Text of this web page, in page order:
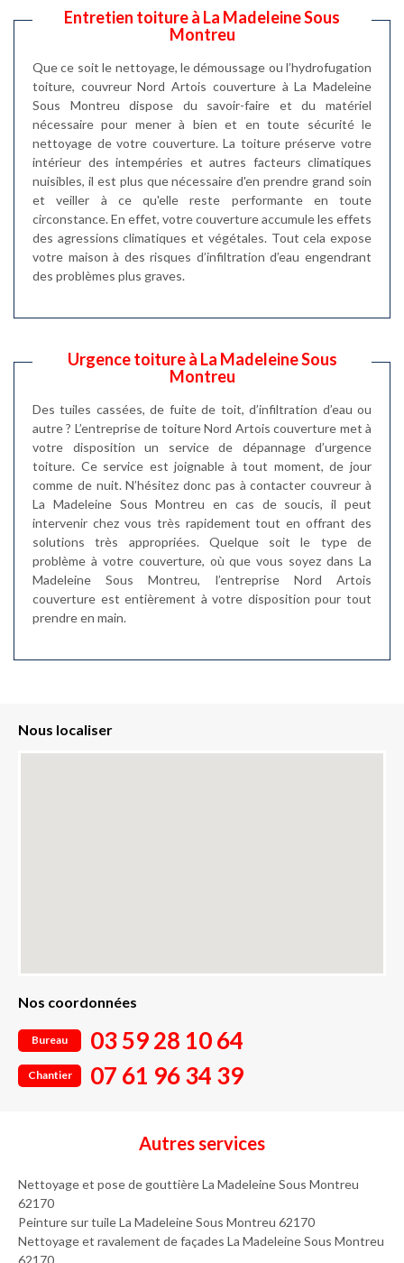
Entretien toiture à La Madeleine Sous
Montreu
Que ce soit le nettoyage, le démoussage ou l’hydrofugation
toiture, couvreur Nord Artois couverture à La Madeleine
Sous Montreu dispose du savoir-faire et du matériel
nécessaire pour mener à bien et en toute sécurité le
nettoyage de votre couverture. La toiture préserve votre
intérieur des intempéries et autres facteurs climatiques
nuisibles, il est plus que nécessaire d'en prendre grand soin
et veiller à ce qu'elle reste performante en toute
circonstance. En effet, votre couverture accumule les effets
des agressions climatiques et végétales. Tout cela expose
votre maison à des risques d’infiltration d’eau engendrant
des problèmes plus graves.
Urgence toiture à La Madeleine Sous
Montreu
Des tuiles cassées, de fuite de toit, d’infiltration d’eau ou
autre ? L’entreprise de toiture Nord Artois couverture met à
votre disposition un service de dépannage d’urgence
toiture. Ce service est joignable à tout moment, de jour
comme de nuit. N’hésitez donc pas à contacter couvreur à
La Madeleine Sous Montreu en cas de soucis, il peut
intervenir chez vous très rapidement tout en offrant des
solutions très appropriées. Quelque soit le type de
problème à votre couverture, où que vous soyez dans La
Madeleine Sous Montreu, l’entreprise Nord Artois
couverture est entièrement à votre disposition pour tout
prendre en main.
Nous localiser
Nos coordonnées
Bureau 03 59 28 10 64
Chantier 07 61 96 34 39
Autres services
Nettoyage et pose de gouttière La Madeleine Sous Montreu
62170
Peinture sur tuile La Madeleine Sous Montreu 62170
Nettoyage et ravalement de façades La Madeleine Sous Montreu
62170